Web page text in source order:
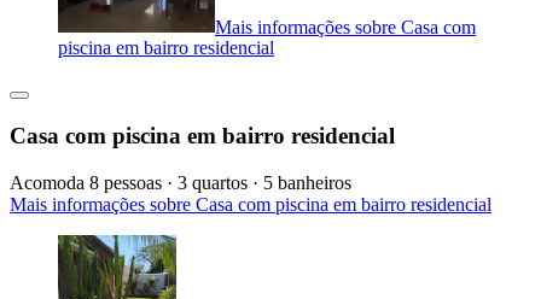
Mais informações sobre Casa com
piscina em bairro residencial
Casa com piscina em bairro residencial
Acomoda 8 pessoas · 3 quartos · 5 banheiros
Mais informações sobre Casa com piscina em bairro residencial